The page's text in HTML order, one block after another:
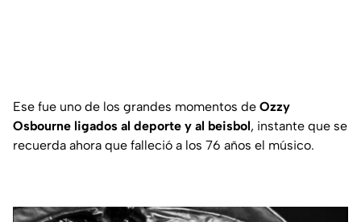
Ese fue uno de los grandes momentos de Ozzy
Osbourne ligados al deporte y al beisbol, instante que se
recuerda ahora que falleció a los 76 años el músico.